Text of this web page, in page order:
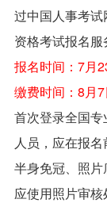
过中国人事考
资格考试报名服
报名时间：7月
缴费时间：8月7
首次登录全国
人员，应在报
半身免冠、照
应使用照片审